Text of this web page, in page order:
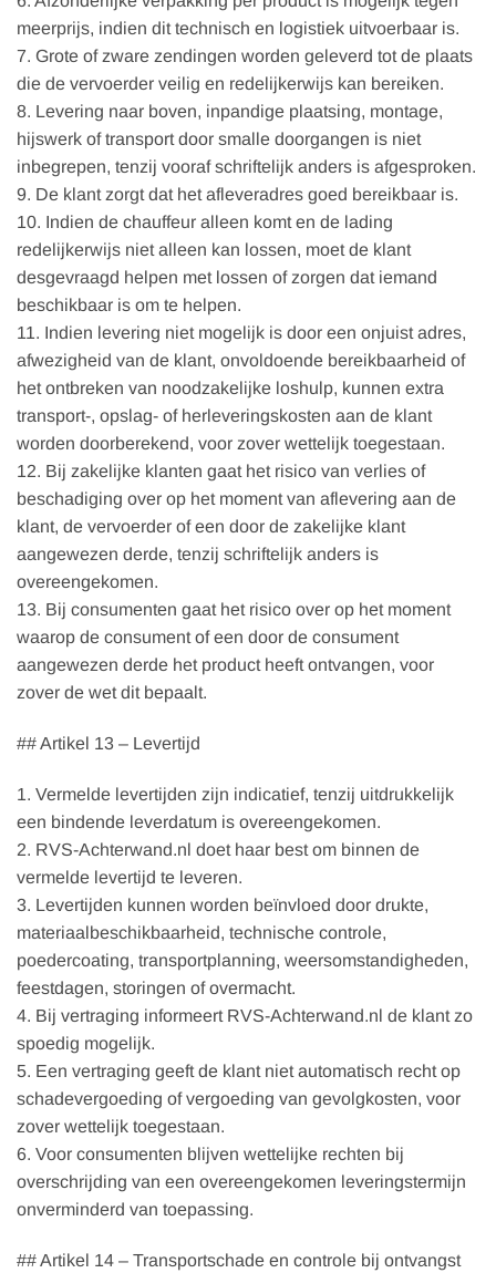
meerprijs, indien dit technisch en logistiek uitvoerbaar is.
7. Grote of zware zendingen worden geleverd tot de plaats
die de vervoerder veilig en redelijkerwijs kan bereiken.
8. Levering naar boven, inpandige plaatsing, montage,
hijswerk of transport door smalle doorgangen is niet
inbegrepen, tenzij vooraf schriftelijk anders is afgesproken.
9. De klant zorgt dat het afleveradres goed bereikbaar is.
10. Indien de chauffeur alleen komt en de lading
redelijkerwijs niet alleen kan lossen, moet de klant
desgevraagd helpen met lossen of zorgen dat iemand
beschikbaar is om te helpen.
11. Indien levering niet mogelijk is door een onjuist adres,
afwezigheid van de klant, onvoldoende bereikbaarheid of
het ontbreken van noodzakelijke loshulp, kunnen extra
transport-, opslag- of herleveringskosten aan de klant
worden doorberekend, voor zover wettelijk toegestaan.
12. Bij zakelijke klanten gaat het risico van verlies of
beschadiging over op het moment van aflevering aan de
klant, de vervoerder of een door de zakelijke klant
aangewezen derde, tenzij schriftelijk anders is
overeengekomen.
13. Bij consumenten gaat het risico over op het moment
waarop de consument of een door de consument
aangewezen derde het product heeft ontvangen, voor
zover de wet dit bepaalt.
## Artikel 13 – Levertijd
1. Vermelde levertijden zijn indicatief, tenzij uitdrukkelijk
een bindende leverdatum is overeengekomen.
2. RVS-Achterwand.nl doet haar best om binnen de
vermelde levertijd te leveren.
3. Levertijden kunnen worden beïnvloed door drukte,
materiaalbeschikbaarheid, technische controle,
poedercoating, transportplanning, weersomstandigheden,
feestdagen, storingen of overmacht.
4. Bij vertraging informeert RVS-Achterwand.nl de klant zo
spoedig mogelijk.
5. Een vertraging geeft de klant niet automatisch recht op
schadevergoeding of vergoeding van gevolgkosten, voor
zover wettelijk toegestaan.
6. Voor consumenten blijven wettelijke rechten bij
overschrijding van een overeengekomen leveringstermijn
onverminderd van toepassing.
## Artikel 14 – Transportschade en controle bij ontvangst